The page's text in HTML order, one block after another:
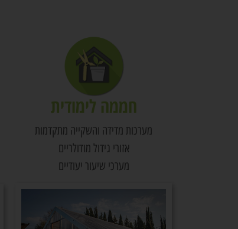
חממה לימודית
מערכות מדידה והשקייה מתקדמות
אזורי גידול מודולריים
מערכי שיעור יעודיים